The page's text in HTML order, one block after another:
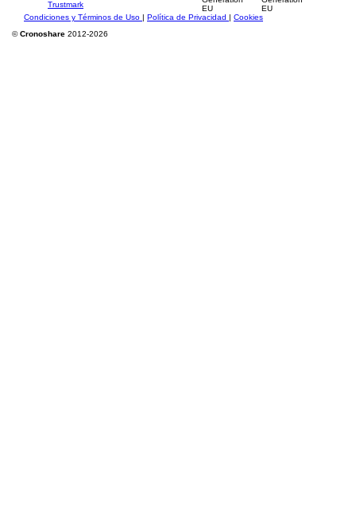
Condiciones y Términos de Uso | Política de Privacidad | Cookies
©Cronoshare 2012-2026